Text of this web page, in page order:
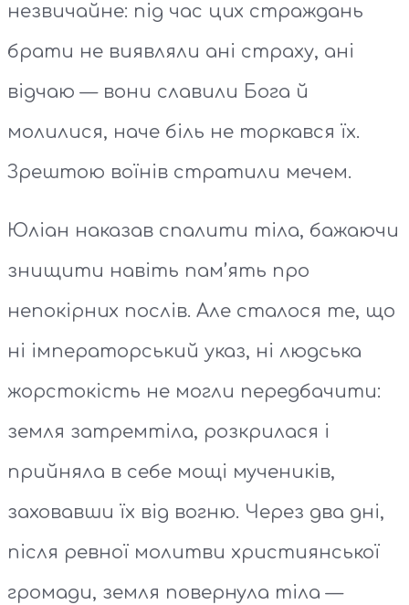
незвичайне: під час цих страждань
брати не виявляли ані страху, ані
відчаю — вони славили Бога й
молилися, наче біль не торкався їх.
Зрештою воїнів стратили мечем.
Юліан наказав спалити тіла, бажаючи
знищити навіть пам’ять про
непокірних послів. Але сталося те, що
ні імператорський указ, ні людська
жорстокість не могли передбачити:
земля затремтіла, розкрилася і
прийняла в себе мощі мучеників,
заховавши їх від вогню. Через два дні,
після ревної молитви християнської
громади, земля повернула тіла —